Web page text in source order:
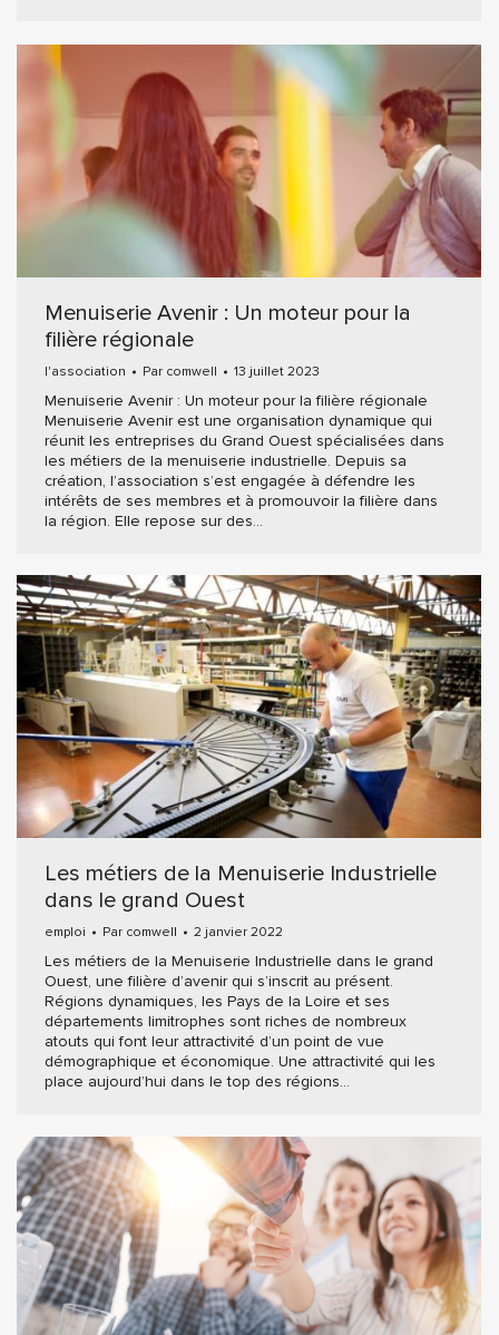
Menuiserie Avenir : Un moteur pour la
filière régionale
l'association Par comwell 13 juillet 2023
Menuiserie Avenir : Un moteur pour la filière régionale
Menuiserie Avenir est une organisation dynamique qui
réunit les entreprises du Grand Ouest spécialisées dans
les métiers de la menuiserie industrielle. Depuis sa
création, l’association s’est engagée à défendre les
intérêts de ses membres et à promouvoir la filière dans
la région. Elle repose sur des…
Les métiers de la Menuiserie Industrielle
dans le grand Ouest
emploi Par comwell 2 janvier 2022
Les métiers de la Menuiserie Industrielle dans le grand
Ouest, une filière d’avenir qui s’inscrit au présent.
Régions dynamiques, les Pays de la Loire et ses
départements limitrophes sont riches de nombreux
atouts qui font leur attractivité d’un point de vue
démographique et économique. Une attractivité qui les
place aujourd’hui dans le top des régions…